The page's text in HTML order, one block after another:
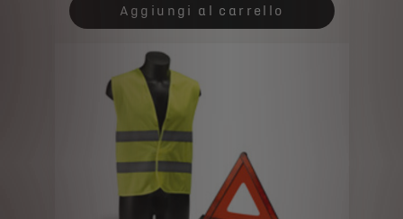
69,11
updated
Aggiungi al carrello